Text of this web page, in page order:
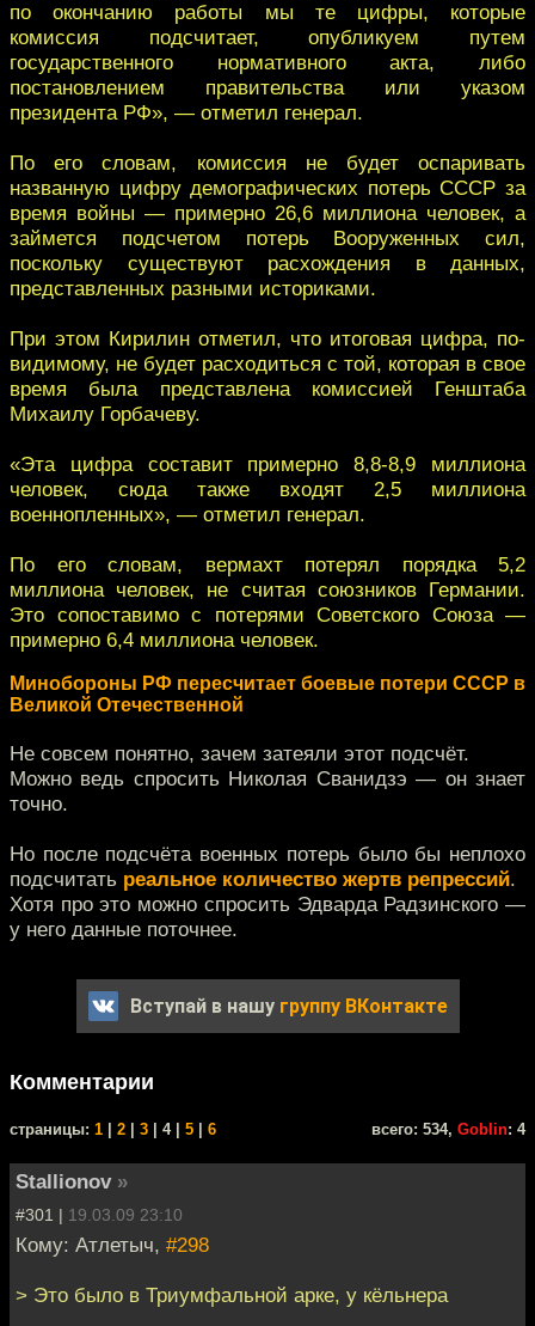
по окончанию работы мы те цифры, которые
комиссия подсчитает, опубликуем путем
государственного нормативного акта, либо
постановлением правительства или указом
президента РФ», — отметил генерал.
По его словам, комиссия не будет оспаривать
названную цифру демографических потерь СССР за
время войны — примерно 26,6 миллиона человек, а
займется подсчетом потерь Вооруженных сил,
поскольку существуют расхождения в данных,
представленных разными историками.
При этом Кирилин отметил, что итоговая цифра, по-
видимому, не будет расходиться с той, которая в свое
время была представлена комиссией Генштаба
Михаилу Горбачеву.
«Эта цифра составит примерно 8,8-8,9 миллиона
человек, сюда также входят 2,5 миллиона
военнопленных», — отметил генерал.
По его словам, вермахт потерял порядка 5,2
миллиона человек, не считая союзников Германии.
Это сопоставимо с потерями Советского Союза —
примерно 6,4 миллиона человек.
Минобороны РФ пересчитает боевые потери СССР в
Великой Отечественной
Не совсем понятно, зачем затеяли этот подсчёт.
Можно ведь спросить Николая Сванидзэ — он знает
точно.
Но после подсчёта военных потерь было бы неплохо
подсчитать реальное количество жертв репрессий.
Хотя про это можно спросить Эдварда Радзинского —
у него данные поточнее.
Вступай в нашу группу ВКонтакте
Комментарии
cтраницы: 1 2 3 | 4 | 5 6 всего: 534, Goblin: 4
Stallionov »
#301 | 19.03.09 23:10
Кому: Атлетыч, #298
> Это было в Триумфальной арке, у кёльнера